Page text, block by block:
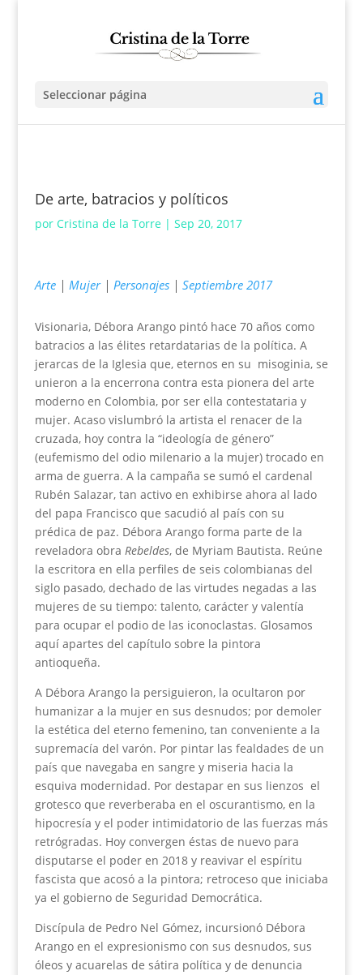
Seleccionar página
De arte, batracios y políticos
por Cristina de la Torre| Sep 20, 2017
Arte| Mujer| Personajes| Septiembre 2017
Visionaria, Débora Arango pintó hace 70 años como
batracios a las élites retardatarias de la política. A
jerarcas de la Iglesia que, eternos en su misoginia, se
unieron a la encerrona contra esta pionera del arte
moderno en Colombia, por ser ella contestataria y
mujer. Acaso vislumbró la artista el renacer de la
cruzada, hoy contra la “ideología de género”
(eufemismo del odio milenario a la mujer) trocado en
arma de guerra. A la campaña se sumó el cardenal
Rubén Salazar, tan activo en exhibirse ahora al lado
del papa Francisco que sacudió al país con su
prédica de paz. Débora Arango forma parte de la
reveladora obra Rebeldes, de Myriam Bautista. Reúne
la escritora en ella perfiles de seis colombianas del
siglo pasado, dechado de las virtudes negadas a las
mujeres de su tiempo: talento, carácter y valentía
para ocupar el podio de las iconoclastas. Glosamos
aquí apartes del capítulo sobre la pintora
antioqueña.
A Débora Arango la persiguieron, la ocultaron por
humanizar a la mujer en sus desnudos; por demoler
la estética del eterno femenino, tan conveniente a la
supremacía del varón. Por pintar las fealdades de un
país que navegaba en sangre y miseria hacia la
esquiva modernidad. Por destapar en sus lienzos el
grotesco que reverberaba en el oscurantismo, en la
hipocresía y el poder intimidatorio de las fuerzas más
retrógradas. Hoy convergen éstas de nuevo para
disputarse el poder en 2018 y reavivar el espíritu
fascista que acosó a la pintora; retroceso que iniciaba
ya el gobierno de Seguridad Democrática.
Discípula de Pedro Nel Gómez, incursionó Débora
Arango en el expresionismo con sus desnudos, sus
óleos y acuarelas de sátira política y de denuncia